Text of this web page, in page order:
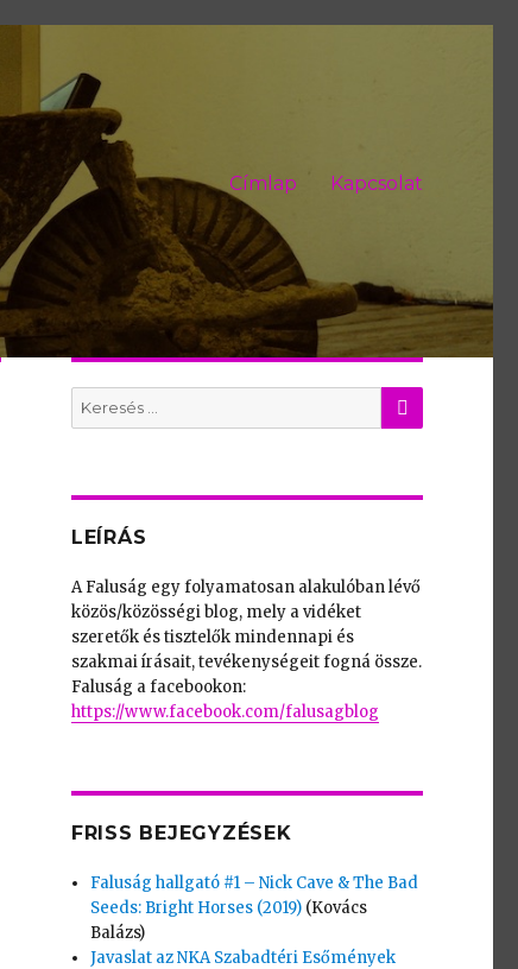
Címlap Kapcsolat
Search
for:
KERES
LEÍRÁS
A Faluság egy folyamatosan alakulóban lévő
közös/közösségi blog, mely a vidéket
szeretők és tisztelők mindennapi és
szakmai írásait, tevékenységeit fogná össze.
Faluság a facebookon:
https://www.facebook.com/falusagblog
FRISS BEJEGYZÉSEK
Faluság hallgató #1 – Nick Cave & The Bad
Seeds: Bright Horses (2019) (Kovács
Balázs)
Javaslat az NKA Szabadtéri Esőmények